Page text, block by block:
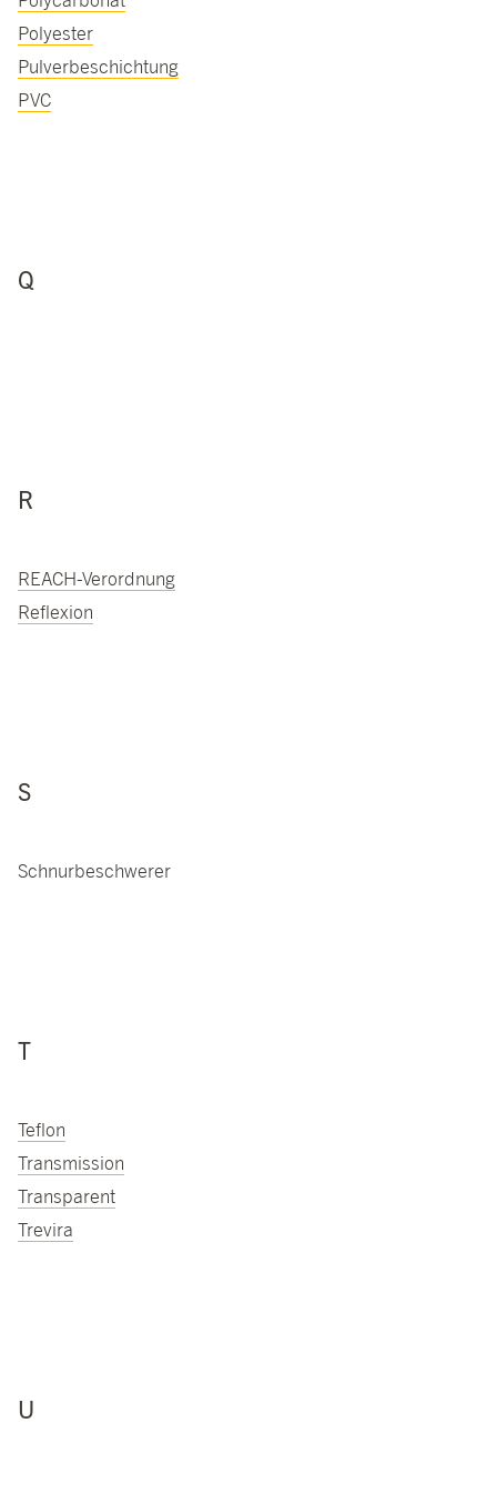
Polyester
Pulverbeschichtung
PVC
Q
R
REACH-Verordnung
Reflexion
S
Schnurbeschwerer
T
Teflon
Transmission
Transparent
Trevira
U